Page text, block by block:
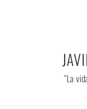
"La